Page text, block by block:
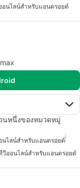
อนไลน์สำหรับแอนดรอยด์
นหนึ่งของหมวดหมู่
ไลน์สำหรับแอนดรอยด์
วีออนไลน์สำหรับแอนดรอยด์